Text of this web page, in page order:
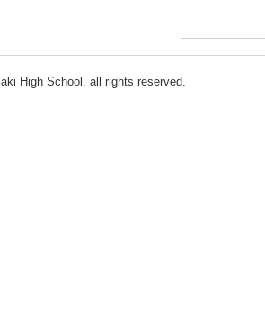
High School. all rights reserved.